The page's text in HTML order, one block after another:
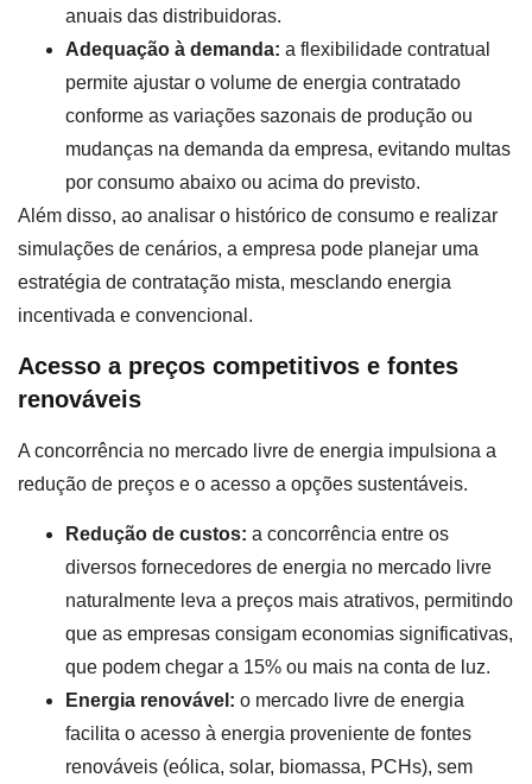
anuais das distribuidoras.
Adequação à demanda: a flexibilidade contratual
permite ajustar o volume de energia contratado
conforme as variações sazonais de produção ou
mudanças na demanda da empresa, evitando multas
por consumo abaixo ou acima do previsto.
Além disso, ao analisar o histórico de consumo e realizar
simulações de cenários, a empresa pode planejar uma
estratégia de contratação mista, mesclando energia
incentivada e convencional.
Acesso a preços competitivos e fontes
renováveis
A concorrência no mercado livre de energia impulsiona a
redução de preços e o acesso a opções sustentáveis.
Redução de custos: a concorrência entre os
diversos fornecedores de energia no mercado livre
naturalmente leva a preços mais atrativos, permitindo
que as empresas consigam economias significativas,
que podem chegar a 15% ou mais na conta de luz.
Energia renovável: o mercado livre de energia
facilita o acesso à energia proveniente de fontes
renováveis (eólica, solar, biomassa, PCHs), sem